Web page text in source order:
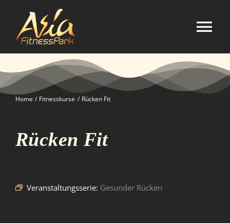
springen
Home
Home Fitnesskurse Rücken Fit
Rücken Fit
Veranstaltungsserie: Gesunder Rücken